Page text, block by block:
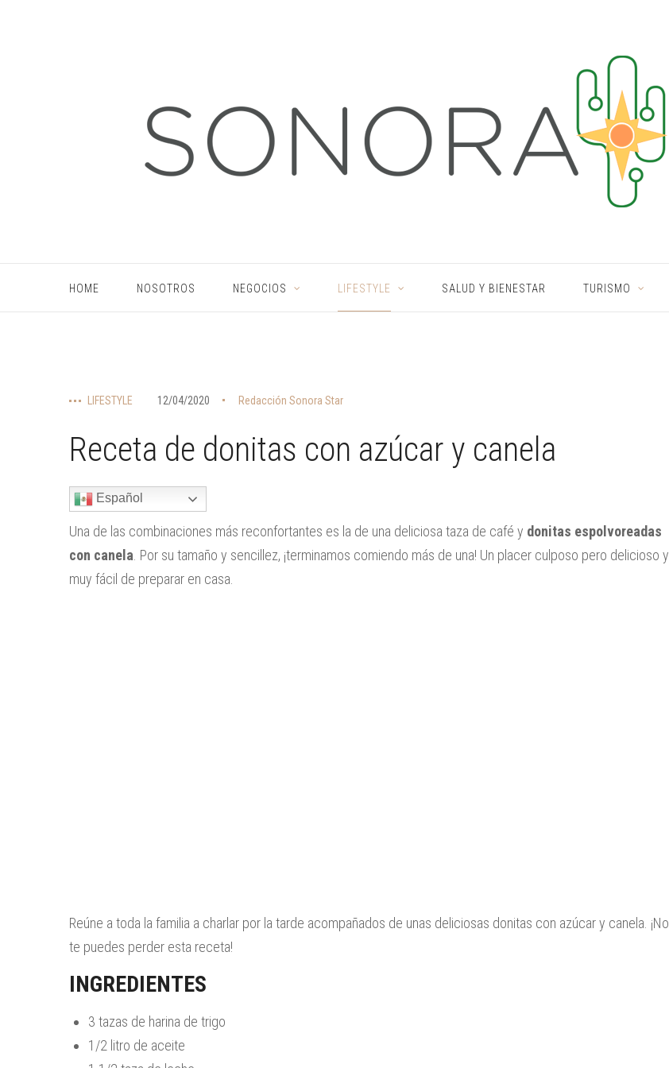
HOME NOSOTROS NEGOCIOS LIFESTYLE SALUD Y BIENESTAR TURISMO
LIFESTYLE 12/04/2020 Redacción Sonora Star
Receta de donitas con azúcar y canela
Español
Una de las combinaciones más reconfortantes es la de una deliciosa taza de café y donitas espolvoreadas
con canela . Por su tamaño y sencillez, ¡terminamos comiendo más de una! Un placer culposo pero delicioso y
muy fácil de preparar en casa.
Reúne a toda la familia a charlar por la tarde acompañados de unas deliciosas donitas con azúcar y canela. ¡No
te puedes perder esta receta!
INGREDIENTES
3 tazas de harina de trigo
1/2 litro de aceite